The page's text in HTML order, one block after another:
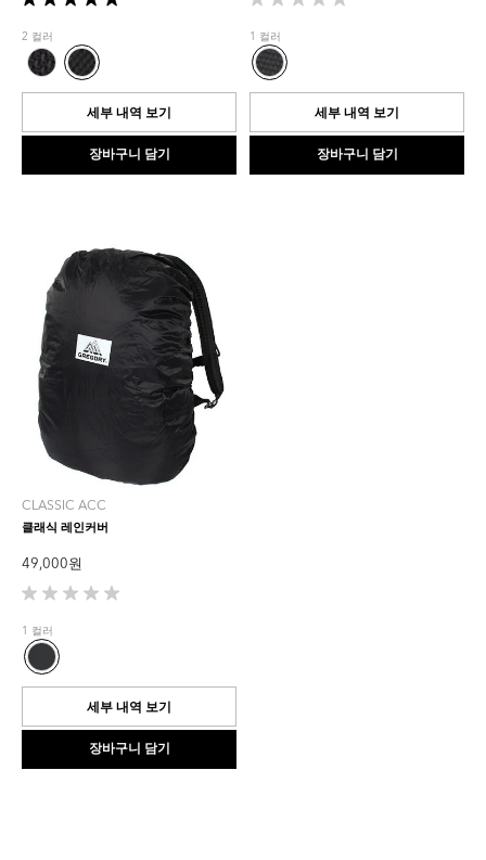
별
5
개
중
5.0
입
다.
2 컬러
세부 내역 보기
장바구니 담기
별
5
개
중
0.0
입
다.
1 컬러
세부 내역 보기
장바구니 담기
CLASSIC ACC
클래식 레인커버
49,000 원
별
5
개
중
0.0
입
다.
1 컬러
세부 내역 보기
장바구니 담기